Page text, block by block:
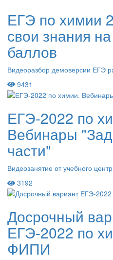
ЕГЭ по химии
свои знания
баллов
Видеоразбор демоверсии ЕГЭ
9431
ЕГЭ-2022 по
Вебинары
части"
Видеозанятие от учебного
3192
Досрочный
ЕГЭ-2022 по
ФИПИ